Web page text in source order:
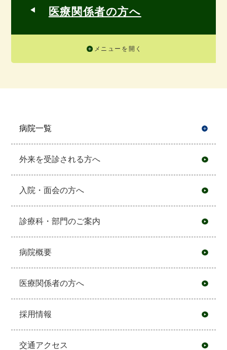
医療関係者の方へ
メニューを開く
病院一覧
外来を受診される方へ
入院・面会の方へ
診療科・部門のご案内
病院概要
医療関係者の方へ
採用情報
交通アクセス